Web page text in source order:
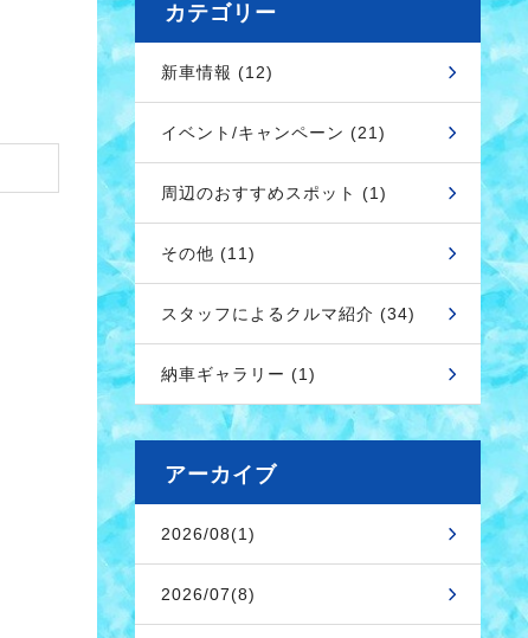
カテゴリー
新車情報 (12)
イベント/キャンペーン (21)
周辺のおすすめスポット (1)
その他 (11)
スタッフによるクルマ紹介 (34)
納車ギャラリー (1)
アーカイブ
2026/08(1)
2026/07(8)